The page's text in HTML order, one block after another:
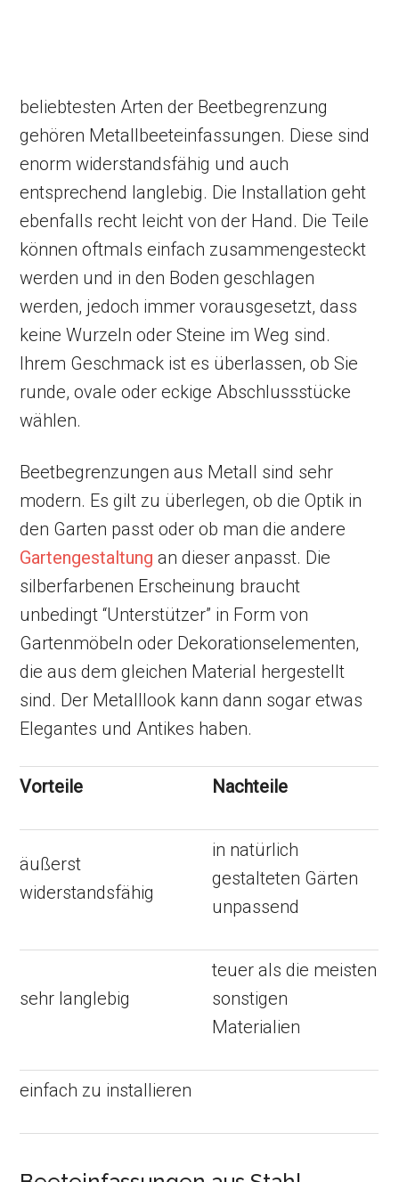
beliebtesten Arten der Beetbegrenzung
gehören Metallbeeteinfassungen. Diese sind
enorm widerstandsfähig und auch
entsprechend langlebig. Die Installation geht
ebenfalls recht leicht von der Hand. Die Teile
können oftmals einfach zusammengesteckt
werden und in den Boden geschlagen
werden, jedoch immer vorausgesetzt, dass
keine Wurzeln oder Steine im Weg sind.
Ihrem Geschmack ist es überlassen, ob Sie
runde, ovale oder eckige Abschlussstücke
wählen.
Beetbegrenzungen aus Metall sind sehr
modern. Es gilt zu überlegen, ob die Optik in
den Garten passt oder ob man die andere
Gartengestaltung an dieser anpasst. Die
silberfarbenen Erscheinung braucht
unbedingt “Unterstützer” in Form von
Gartenmöbeln oder Dekorationselementen,
die aus dem gleichen Material hergestellt
sind. Der Metalllook kann dann sogar etwas
Elegantes und Antikes haben.
Vorteile Nachteile
äußerst
widerstandsfähig
in natürlich
gestalteten Gärten
unpassend
sehr langlebig
teuer als die meisten
sonstigen
Materialien
einfach zu installieren